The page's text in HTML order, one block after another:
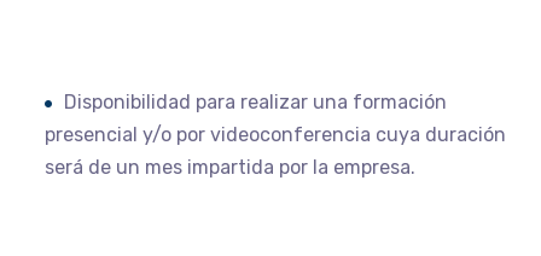
Disponibilidad para realizar una formación
presencial y/o por videoconferencia cuya duración
será de un mes impartida por la empresa.